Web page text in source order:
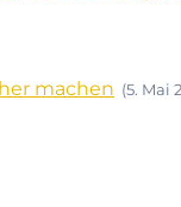
machen (5. Mai